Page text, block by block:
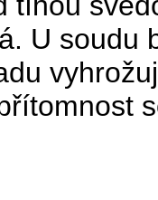
U soudu